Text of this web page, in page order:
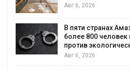
Авг 6, 2026
В пяти странах
более 800 человек в
против
Авг 6, 2026